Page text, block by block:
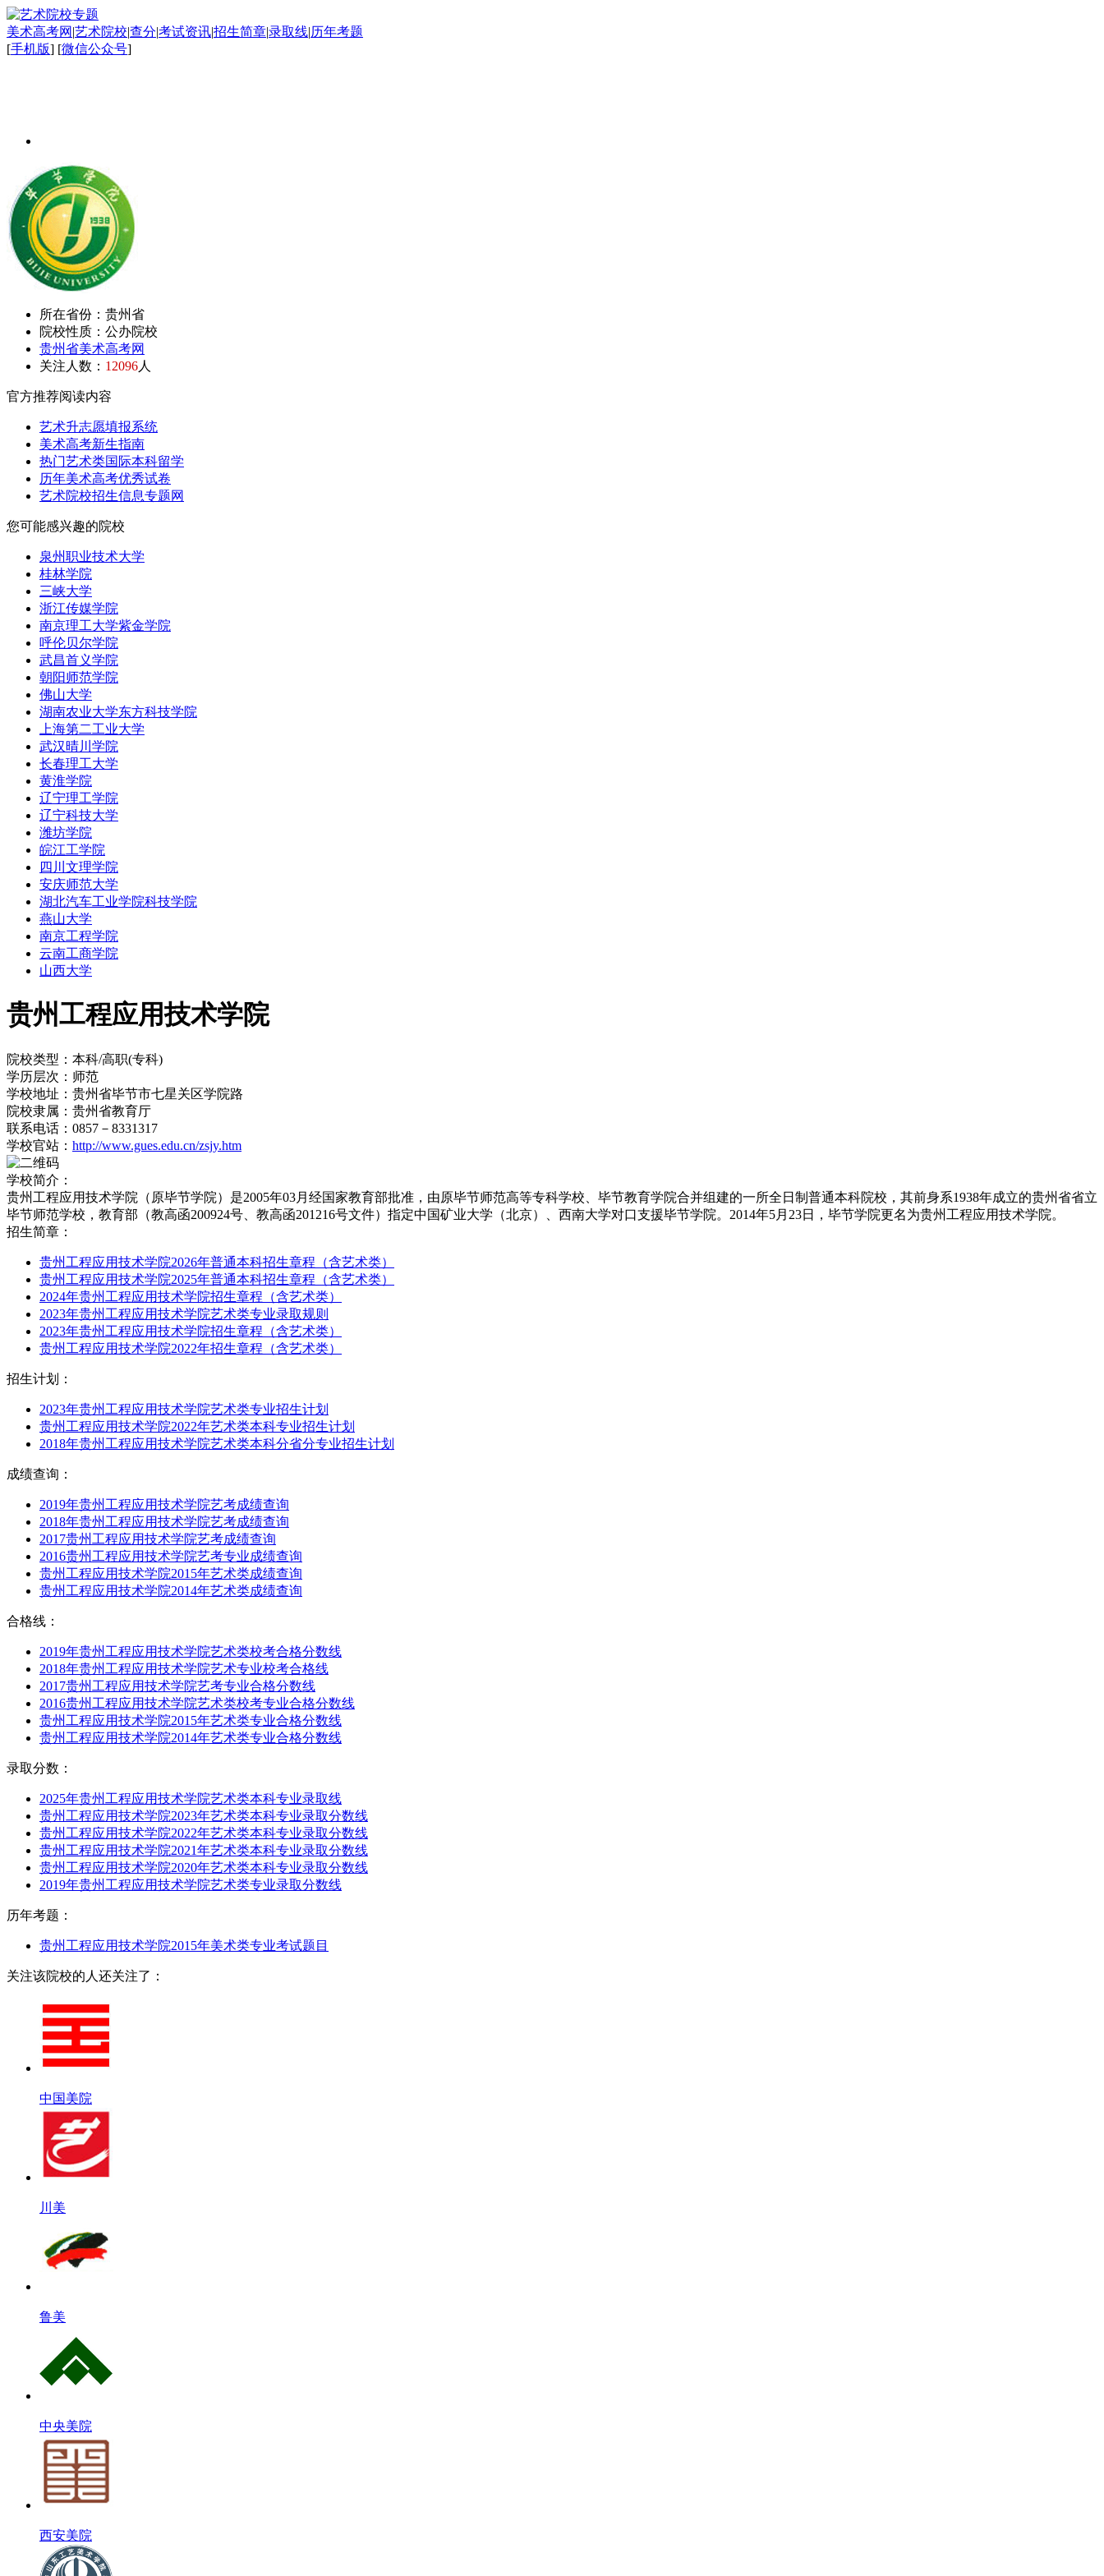
美术高考网 |艺术院校|查分|考试资讯|招生简章|录取线|历年考题
[手机版] [微信公众号]
所在省份：贵州省
院校性质：公办院校
贵州省美术高考网
关注人数： 12096人
官方推荐阅读内容
艺术升志愿填报系统
美术高考新生指南
热门艺术类国际本科留学
历年美术高考优秀试卷
艺术院校招生信息专题网
您可能感兴趣的院校
泉州职业技术大学
桂林学院
三峡大学
浙江传媒学院
南京理工大学紫金学院
呼伦贝尔学院
武昌首义学院
朝阳师范学院
佛山大学
湖南农业大学东方科技学院
上海第二工业大学
武汉晴川学院
长春理工大学
黄淮学院
辽宁理工学院
辽宁科技大学
潍坊学院
皖江工学院
四川文理学院
安庆师范大学
湖北汽车工业学院科技学院
燕山大学
南京工程学院
云南工商学院
山西大学
贵州工程应用技术学院
院校类型：本科/高职(专科)
学历层次：师范
学校地址：贵州省毕节市七星关区学院路
院校隶属：贵州省教育厅
联系电话：0857－8331317
学校官站： http://www.gues.edu.cn/zsjy.htm
学校简介：
贵州工程应用技术学院（原毕节学院）是2005年03月经国家教育部批准，由原毕节师范高等专科学校、毕节教育学院合并组建的一所全日制普通本科院校，其前身系1938年成立的贵州省省立
毕节师范学校，教育部（教高函200924号、教高函201216号文件）指定中国矿业大学（北京）、西南大学对口支援毕节学院。2014年5月23日，毕节学院更名为贵州工程应用技术学院。
招生简章：
贵州工程应用技术学院2026年普通本科招生章程（含艺术类）
贵州工程应用技术学院2025年普通本科招生章程（含艺术类）
2024年贵州工程应用技术学院招生章程（含艺术类）
2023年贵州工程应用技术学院艺术类专业录取规则
2023年贵州工程应用技术学院招生章程（含艺术类）
贵州工程应用技术学院2022年招生章程（含艺术类）
招生计划：
2023年贵州工程应用技术学院艺术类专业招生计划
贵州工程应用技术学院2022年艺术类本科专业招生计划
2018年贵州工程应用技术学院艺术类本科分省分专业招生计划
成绩查询：
2019年贵州工程应用技术学院艺考成绩查询
2018年贵州工程应用技术学院艺考成绩查询
2017贵州工程应用技术学院艺考成绩查询
2016贵州工程应用技术学院艺考专业成绩查询
贵州工程应用技术学院2015年艺术类成绩查询
贵州工程应用技术学院2014年艺术类成绩查询
合格线：
2019年贵州工程应用技术学院艺术类校考合格分数线
2018年贵州工程应用技术学院艺术专业校考合格线
2017贵州工程应用技术学院艺考专业合格分数线
2016贵州工程应用技术学院艺术类校考专业合格分数线
贵州工程应用技术学院2015年艺术类专业合格分数线
贵州工程应用技术学院2014年艺术类专业合格分数线
录取分数：
2025年贵州工程应用技术学院艺术类本科专业录取线
贵州工程应用技术学院2023年艺术类本科专业录取分数线
贵州工程应用技术学院2022年艺术类本科专业录取分数线
贵州工程应用技术学院2021年艺术类本科专业录取分数线
贵州工程应用技术学院2020年艺术类本科专业录取分数线
2019年贵州工程应用技术学院艺术类专业录取分数线
历年考题：
贵州工程应用技术学院2015年美术类专业考试题目
关注该院校的人还关注了：
中国美院
川美
鲁美
中央美院
西安美院